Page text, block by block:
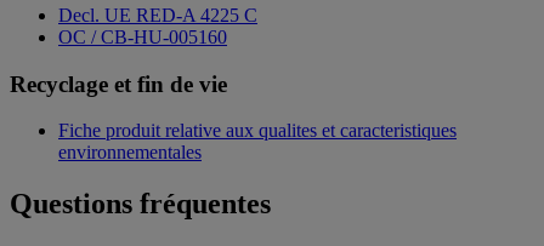
Decl. UE RED-A 4225 C
OC / CB-HU-005160
Recyclage et fin de vie
Fiche produit relative aux qualites et caracteristiques
environnementales
Questions fréquentes